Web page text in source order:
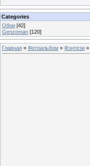
Categories
Обои [42]
Genzoman [120]
Главная » Фотоальбом » Фэнтези »